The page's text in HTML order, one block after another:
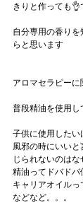
きりと作っても👌
自分専用の香り
らと思います
アロマセラピー
普段精油を使用
子供に使用したい
風邪の時にいい
じられないのはな
精油ってドバドバ
キャリアオイルっ
などなど。。。